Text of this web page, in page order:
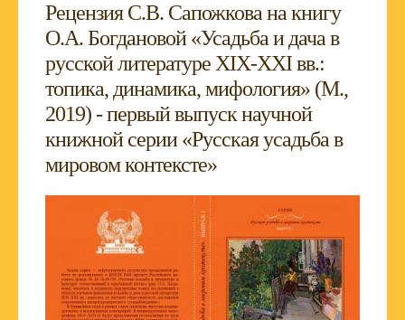
Рецензия С.В. Сапожкова на книгу
О.А. Богдановой «Усадьба и дача в
русской литературе XIX-XXI вв.:
топика, динамика, мифология» (М.,
2019) - первый выпуск научной
книжной серии «Русская усадьба в
мировом контексте»